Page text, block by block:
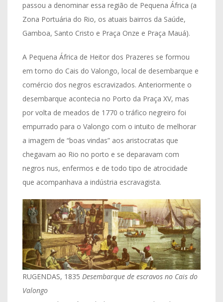
passou a denominar essa região de Pequena África (a
Zona Portuária do Rio, os atuais bairros da Saúde,
Gamboa, Santo Cristo e Praça Onze e Praça Mauá).
A Pequena África de Heitor dos Prazeres se formou
em torno do Cais do Valongo, local de desembarque e
comércio dos negros escravizados. Anteriormente o
desembarque acontecia no Porto da Praça XV, mas
por volta de meados de 1770 o tráfico negreiro foi
empurrado para o Valongo com o intuito de melhorar
a imagem de “boas vindas” aos aristocratas que
chegavam ao Rio no porto e se deparavam com
negros nus, enfermos e de todo tipo de atrocidade
que acompanhava a indústria escravagista.
RUGENDAS, 1835 Desembarque de escravos no Cais do
Valongo